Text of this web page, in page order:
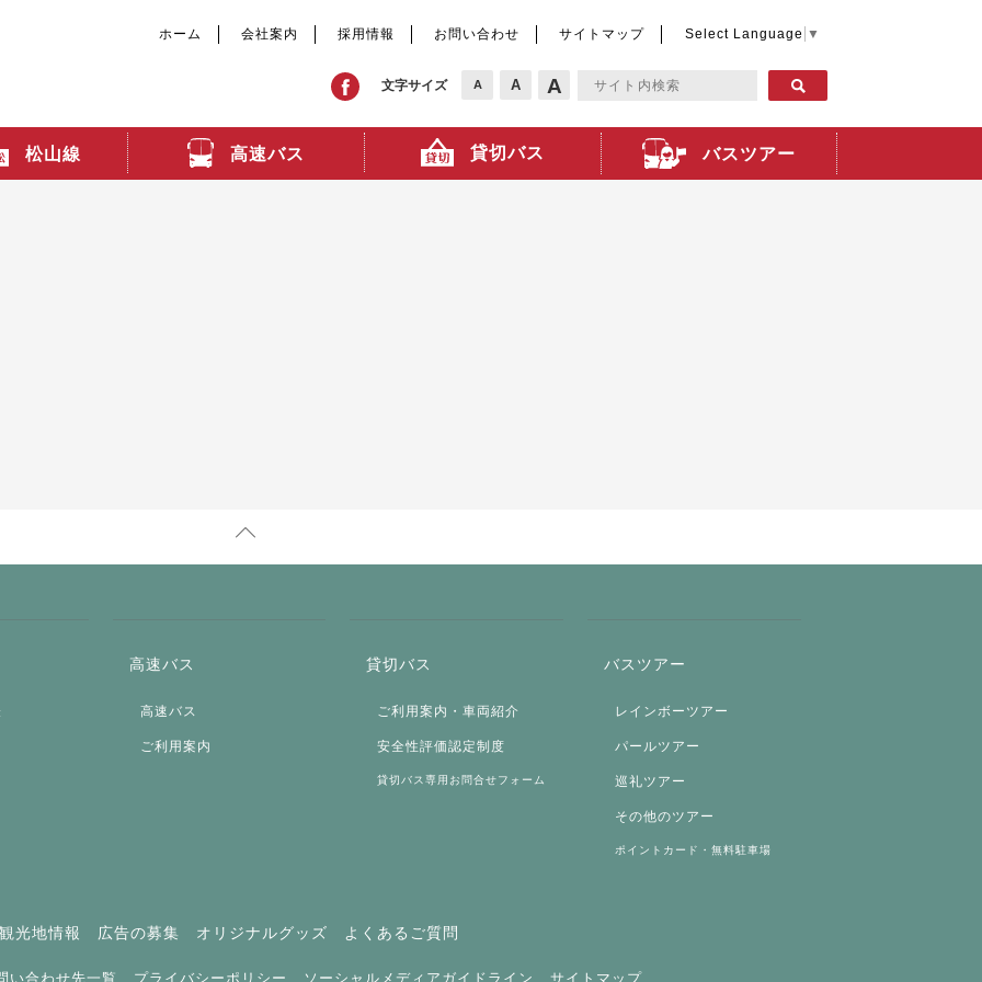
ホーム 会社案内 採用情報 お問い合わせ サイトマップ Select Language ▼
文字サイズ A A A
松山線 高速バス 貸切バス バスツアー
高速バス
高速バス
ご利用案内
貸切バス
ご利用案内・車両紹介
安全性評価認定制度
貸切バス専用お問合せフォーム
バスツアー
レインボーツアー
パールツアー
巡礼ツアー
その他のツアー
ポイントカード・無料駐車場
観光地情報 広告の募集 オリジナルグッズ よくあるご質問
い合わせ先一覧 プライバシーポリシー ソーシャルメディアガイドライン サイトマップ